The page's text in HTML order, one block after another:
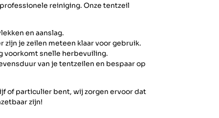
reiniging. Onze tentzeil
en aanslag.
zijn je zeilen meteen klaar voor gebruik.
voorkomt snelle herbevuiling.
van je tentzeilen en bespaar op
of particulier bent, wij zorgen ervoor dat
zijn!